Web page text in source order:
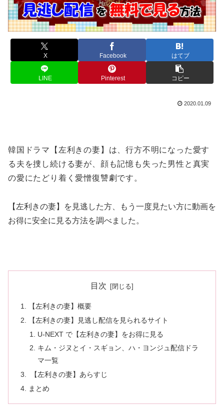
X Facebook はてブ
LINE Pinterest コピー
2020.01.09
韓国ドラマ【左利きの妻】は、行方不明になった愛す
る夫を捜し続ける妻が、顔も記憶も失った男性と真実
の愛にたどり着く愛憎復讐劇です。
【左利きの妻】を見逃した方、もう一度見たい方に動画を
お得に安全に見る方法を調べました。
目次
【左利きの妻】概要
【左利きの妻】見逃し配信を見られるサイト
U-NEXT で【左利きの妻】をお得に見る
キム・ジヌとイ・スギョン、ハ・ヨンジュ配信ドラ
マ一覧
【左利きの妻】あらすじ
まとめ